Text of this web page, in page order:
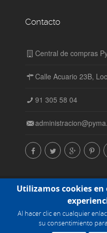
Contacto
Central de compras
Calle Acuario 23B,
91 305 58 04
© Central de compras
reservados. 2015-
Powered by
Utilizamos cookies
Al hacer clic en cualquier
su consentimiento